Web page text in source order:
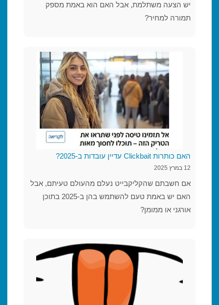
יש הצעה משתלמת, אבל האם הוא באמת מספק
תמורה למחיר?
האם כותרות Clickbait עדיין עובדות ב-2025?
12 במרץ 2025
אם חשבתם שהקליקבייט נעלם מהעולם טעיתם, אבל
האם יש באמת טעם להשתמש בהן ב-2025 בתוכן
אורגני או ממומן?